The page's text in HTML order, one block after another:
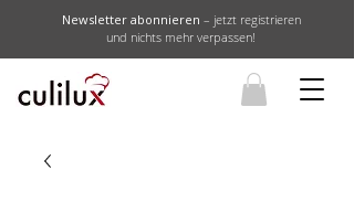
Newsletter abonnieren – jetzt registrieren
und nichts mehr verpassen!